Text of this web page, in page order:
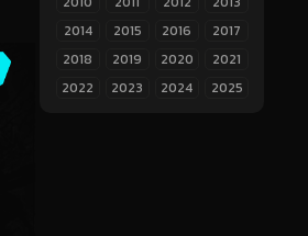
2014
2015 2016
2017
2018
2019 2020
2021
2022
2023 2024 2025